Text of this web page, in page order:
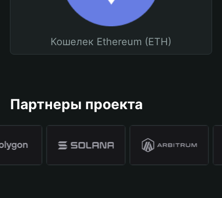
Кошелек Ethereum (ETH)
Партнеры проекта